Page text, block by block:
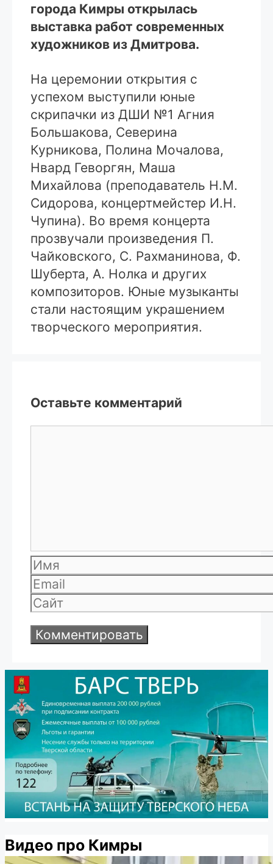
города Кимры открылась
выставка работ современных
художников из Дмитрова.
На церемонии открытия с
успехом выступили юные
скрипачки из ДШИ №1 Агния
Большакова, Северина
Курникова, Полина Мочалова,
Нвард Геворгян, Маша
Михайлова (преподаватель Н.М.
Сидорова, концертмейстер И.Н.
Чупина). Во время концерта
прозвучали произведения П.
Чайковского, С. Рахманинова, Ф.
Шуберта, А. Нолка и других
композиторов. Юные музыканты
стали настоящим украшением
творческого мероприятия.
Оставьте комментарий
Имя
Email
Сайт
Видео про Кимры